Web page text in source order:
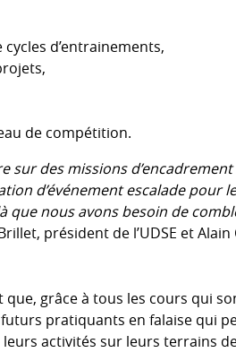
d’entrainements,
de compétition.
sur des missions
d’événement escalade pour
que nous avons besoin de
président de l’UDSE et
grâce à tous les cours qui
futurs pratiquants en falaise qui
leurs activités sur leurs terrains